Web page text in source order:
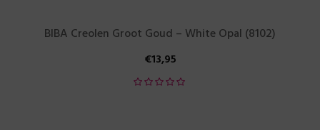
BIBA Creolen Groot Goud – White Opal (8102)
€13,95